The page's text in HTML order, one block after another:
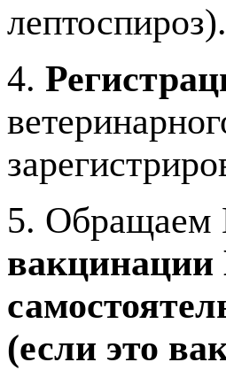
лептоспироз).
4.
5.
вакцинации
(если это